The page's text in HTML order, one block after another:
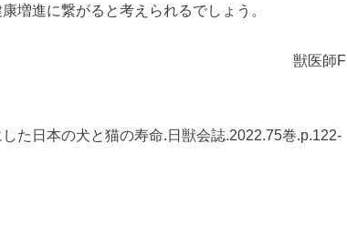
増進に繋がると考えられるでしょう。
獣医師F
た日本の犬と猫の寿命.日獣会誌.2022.75巻.p.122-